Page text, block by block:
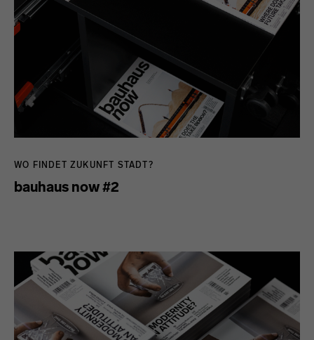
WO FINDET ZUKUNFT STADT?
bauhaus now #2